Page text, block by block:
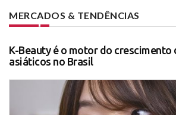
MERCADOS & TENDÊNCIAS
K-Beauty é o motor do crescimento
asiáticos no Brasil